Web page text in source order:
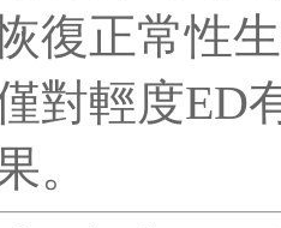
復正常性
對輕度ED
。